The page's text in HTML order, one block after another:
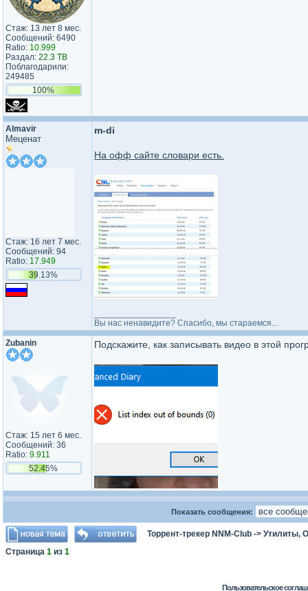
Стаж: 13 лет 8 мес.
Сообщений: 6490
Ratio: 10.999
Раздал: 22.3 TB
Поблагодарили:
249485
100%
Almavir
Меценат
Стаж: 16 лет 7 мес.
Сообщений: 94
Ratio: 17.949
39.13%
m-di
На офф сайте словари есть.
Вы нас ненавидите? Спасибо, мы стараемся...
Zubanin
Стаж: 15 лет 6 мес.
Сообщений: 36
Ratio: 9.911
52.45%
Подскажите, как записывать видео в этой
Показать сообщения:
Торрент-трекер NNM-Club -> Утилиты,
Страница 1 из 1
Пользовательское